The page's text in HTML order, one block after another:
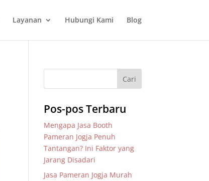
Layanan Hubungi Kami Blog
Pos-pos Terbaru
Mengapa Jasa Booth
Pameran Jogja Penuh
Tantangan? Ini Faktor yang
Jarang Disadari
Jasa Pameran Jogja Murah